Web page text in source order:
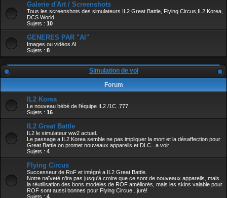
Galerie d'Art / Screenshots
Tous les screenshots des simulateurs IL2 Great Battle, Flying Circus,IL2 Korea,
DCS World
Sujets : 10
GENERES PAR "AI"
Images ou vidéos AI
Sujets : 8
Simulation de vol
Forum
IL2 Korea
Le nouveau bébé de l'équipe IL2 /1C .777
Sujets : 16
IL2 Great Battle
IL2 le simulateur ww2 actuel.
Le passage a IL2 Korea semble ne pas impliquer la mort et la désaffection pour
Great Battle on promet nouveaux appareils et DLC.. a voir
Sujets : 4
Flying Circus
Successeur de RoF et intégré a IL2 Great Battle.
Notre naïveté n'ira pas jusqu'à croire que ce sont de nouveaux appareils, mais
la réutilisation des bons modèles de ROF améliorés, mais les skins valable pour
ROF sont aussi bonnes pour Flying Circue.. juré!
Sujets : 4